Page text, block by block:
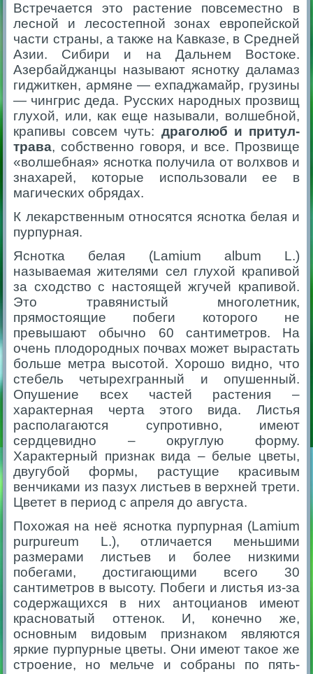
Встречается это растение повсеместно в
лесной и лесостепной зонах европейской
части страны, а также на Кавказе, в Средней
Азии. Сибири и на Дальнем Востоке.
Азербайджанцы называют яснотку даламаз
гиджиткен, армяне — ехпаджамайр, грузины
— чингрис деда. Русских народных прозвищ
глухой, или, как еще называли, волшебной,
крапивы совсем чуть: драголюб и притул-
трава, собственно говоря, и все. Прозвище
«волшебная» яснотка получила от волхвов и
знахарей, которые использовали ее в
магических обрядах.
К лекарственным относятся яснотка белая и
пурпурная.
Яснотка белая (Lamium album L.)
называемая жителями сел глухой крапивой
за сходство с настоящей жгучей крапивой.
Это травянистый многолетник,
прямостоящие побеги которого не
превышают обычно 60 сантиметров. На
очень плодородных почвах может вырастать
больше метра высотой. Хорошо видно, что
стебель четырехгранный и опушенный.
Опушение всех частей растения –
характерная черта этого вида. Листья
располагаются супротивно, имеют
сердцевидно – округлую форму.
Характерный признак вида – белые цветы,
двугубой формы, растущие красивым
венчиками из пазух листьев в верхней трети.
Цветет в период с апреля до августа.
Похожая на неё яснотка пурпурная (Lamium
purpureum L.), отличается меньшими
размерами листьев и более низкими
побегами, достигающими всего 30
сантиметров в высоту. Побеги и листья из-за
содержащихся в них антоцианов имеют
красноватый оттенок. И, конечно же,
основным видовым признаком являются
яркие пурпурные цветы. Они имеют такое же
строение, но мельче и собраны по пять-